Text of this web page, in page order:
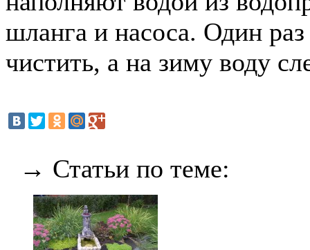
шланга и насоса. Один раз
чистить, а на зиму воду
→ Статьи по теме: